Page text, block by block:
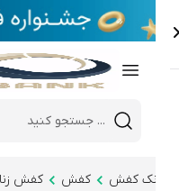
Mobile header search
کفش کفش کفش زنانه